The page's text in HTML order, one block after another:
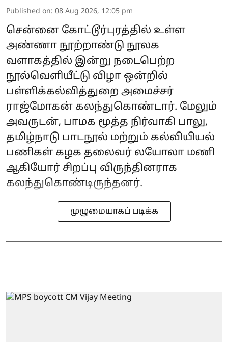
Published on: 08 Aug 2026, 12:05 pm
சென்னை கோட்டூர்புரத்தில் உள்ள
அண்ணா நூற்றாண்டு நூலக
வளாகத்தில் இன்று நடைபெற்ற
நூல்வெளியீட்டு விழா ஒன்றில்
பள்ளிக்கல்வித்துறை அமைச்சர்
ராஜ்மோகன் கலந்துகொண்டார். மேலும்
அவருடன், பாமக மூத்த நிர்வாகி பாலு,
தமிழ்நாடு பாடநூல் மற்றும் கல்வியியல்
பணிகள் கழக தலைவர் லயோலா மணி
ஆகியோர் சிறப்பு விருந்தினராக
கலந்துகொண்டிருந்தனர்.
முழுமையாகப் படிக்க